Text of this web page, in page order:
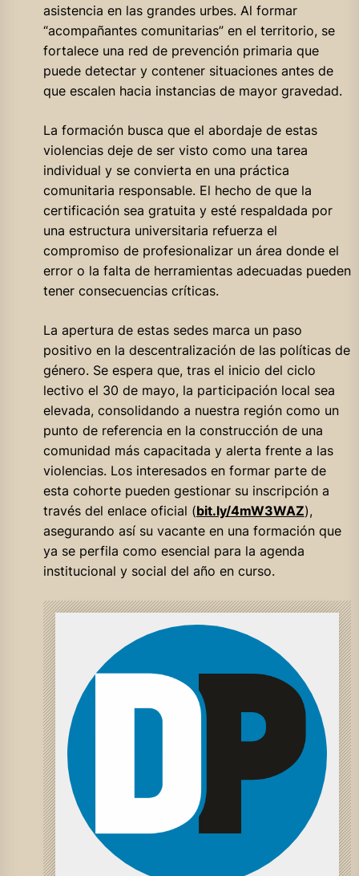
asistencia en las grandes urbes. Al formar
“acompañantes comunitarias” en el territorio, se
fortalece una red de prevención primaria que
puede detectar y contener situaciones antes de
que escalen hacia instancias de mayor gravedad.
La formación busca que el abordaje de estas
violencias deje de ser visto como una tarea
individual y se convierta en una práctica
comunitaria responsable. El hecho de que la
certificación sea gratuita y esté respaldada por
una estructura universitaria refuerza el
compromiso de profesionalizar un área donde el
error o la falta de herramientas adecuadas pueden
tener consecuencias críticas.
La apertura de estas sedes marca un paso
positivo en la descentralización de las políticas de
género. Se espera que, tras el inicio del ciclo
lectivo el 30 de mayo, la participación local sea
elevada, consolidando a nuestra región como un
punto de referencia en la construcción de una
comunidad más capacitada y alerta frente a las
violencias. Los interesados en formar parte de
esta cohorte pueden gestionar su inscripción a
través del enlace oficial (bit.ly/4mW3WAZ),
asegurando así su vacante en una formación que
ya se perfila como esencial para la agenda
institucional y social del año en curso.